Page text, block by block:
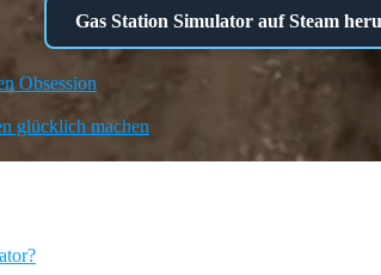
Gas Station Simulator auf Steam
Obsession
glücklich machen